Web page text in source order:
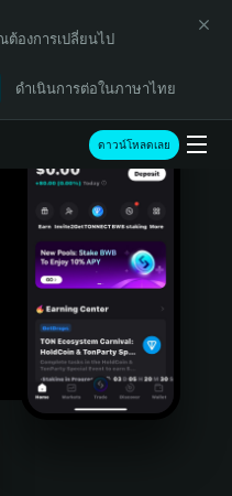
ต้องการเปลี่ยนไป
ดำเนินการต่อในภาษาไทย
ดาวน์โหลดเลย